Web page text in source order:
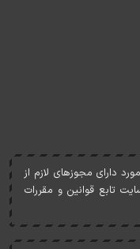
دارای مجوزهای لازم از
تابع قوانين و مقررات